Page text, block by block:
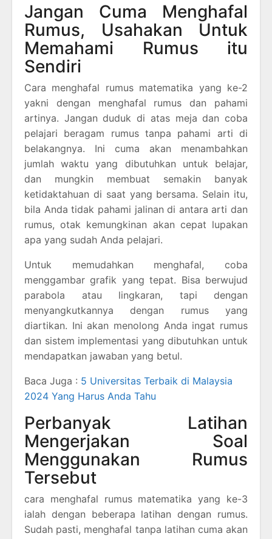
Jangan Cuma Menghafal
Rumus, Usahakan Untuk
Memahami Rumus itu
Sendiri
Cara menghafal rumus matematika yang ke-2
yakni dengan menghafal rumus dan pahami
artinya. Jangan duduk di atas meja dan coba
pelajari beragam rumus tanpa pahami arti di
belakangnya. Ini cuma akan menambahkan
jumlah waktu yang dibutuhkan untuk belajar,
dan mungkin membuat semakin banyak
ketidaktahuan di saat yang bersama. Selain itu,
bila Anda tidak pahami jalinan di antara arti dan
rumus, otak kemungkinan akan cepat lupakan
apa yang sudah Anda pelajari.
Untuk memudahkan menghafal, coba
menggambar grafik yang tepat. Bisa berwujud
parabola atau lingkaran, tapi dengan
menyangkutkannya dengan rumus yang
diartikan. Ini akan menolong Anda ingat rumus
dan sistem implementasi yang dibutuhkan untuk
mendapatkan jawaban yang betul.
Baca Juga : 5 Universitas Terbaik di Malaysia
2024 Yang Harus Anda Tahu
Perbanyak Latihan
Mengerjakan Soal
Menggunakan Rumus
Tersebut
cara menghafal rumus matematika yang ke-3
ialah dengan beberapa latihan dengan rumus.
Sudah pasti, menghafal tanpa latihan cuma akan